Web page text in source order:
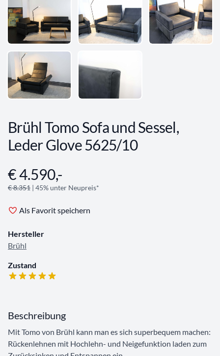
Brühl Tomo Sofa und Sessel,
Leder Glove 5625/10
Angebotsinformationen
€ 4.590,-
€ 8.351 | 45% unter Neupreis*
Als Favorit speichern
Hersteller
Brühl
Zustand
Beschreibung
Mit Tomo von Brühl kann man es sich superbequem machen:
Rückenlehnen mit Hochlehn- und Neigefunktion laden zum